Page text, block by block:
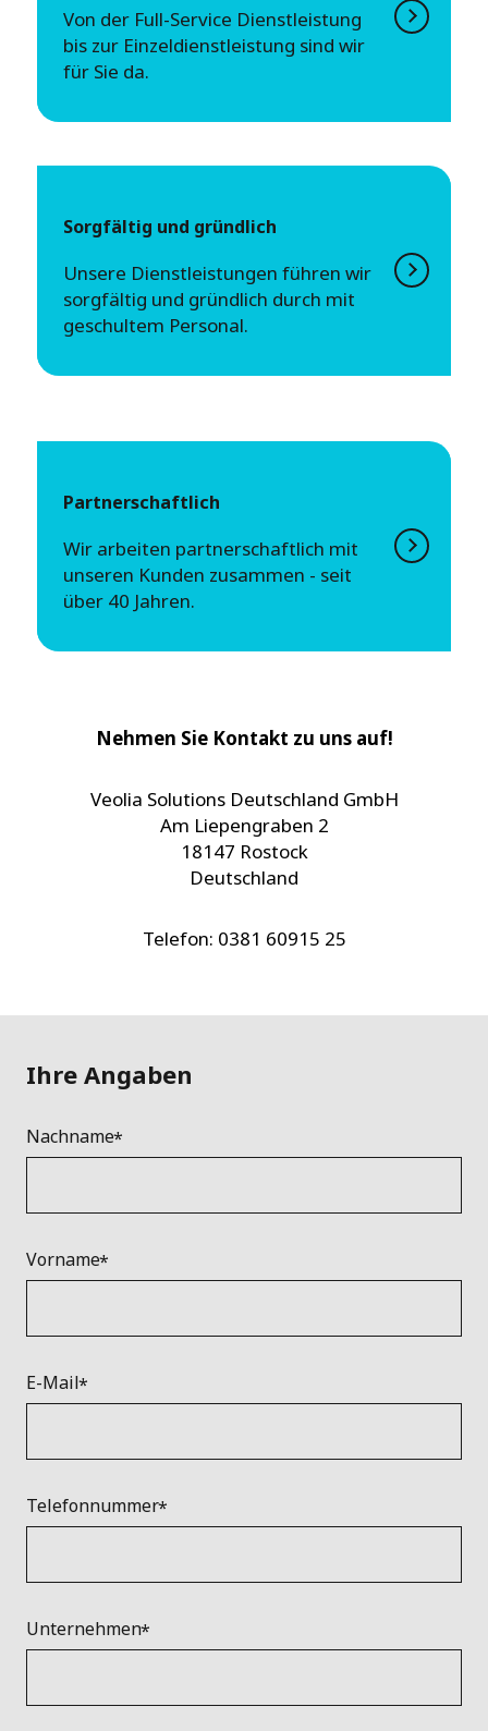
Von der Full-Service Dienstleistung
bis zur Einzeldienstleistung sind wir
für Sie da.
Sorgfältig und gründlich
Unsere Dienstleistungen führen wir
sorgfältig und gründlich durch mit
geschultem Personal.
Partnerschaftlich
Wir arbeiten partnerschaftlich mit
unseren Kunden zusammen - seit
über 40 Jahren.
Nehmen Sie Kontakt zu uns auf!
Veolia Solutions Deutschland GmbH
Am Liepengraben 2
18147 Rostock
Deutschland
Telefon: 0381 60915 25
Ihre Angaben
Nachname
Vorname
E-Mail
Telefonnummer
Unternehmen